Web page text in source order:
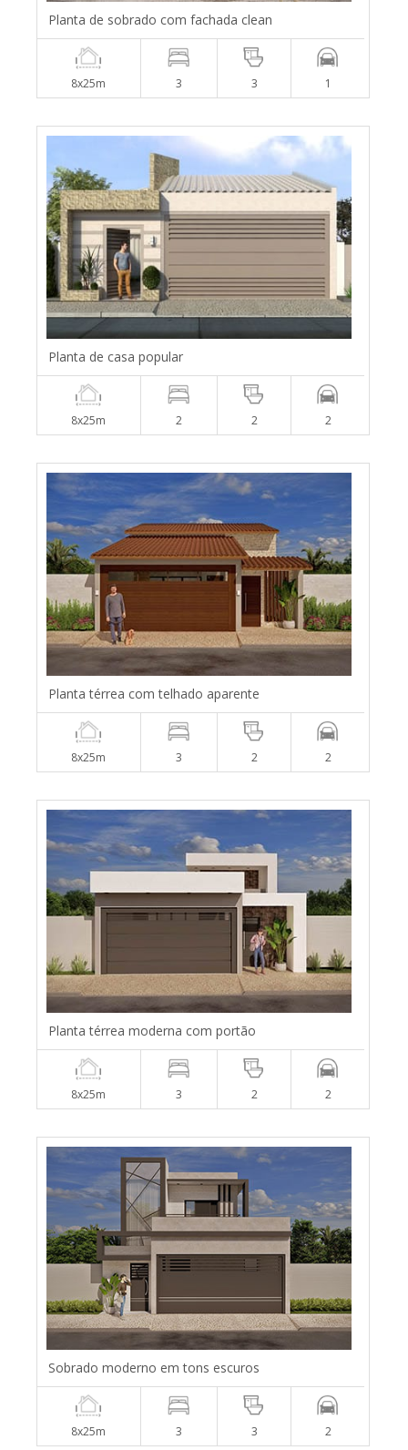
Planta de sobrado com fachada clean
8x25m 3 3 1
Planta de casa popular
8x25m 2 2 2
Planta térrea com telhado aparente
8x25m 3 2 2
Planta térrea moderna com portão
8x25m 3 2 2
Sobrado moderno em tons escuros
8x25m 3 3 2